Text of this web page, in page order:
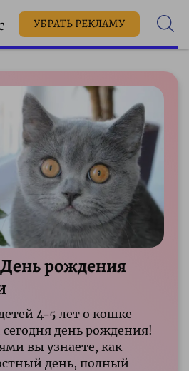
УБРАТЬ РЕКЛАМУ
рождения
4–5 лет о кошке
день рождения!
вы узнаете, как
день, полный